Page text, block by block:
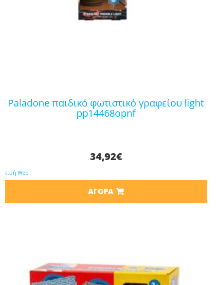
paladone παιδικό φωτιστικό γραφείου light
pp14468opnf
34,92€
τιμή Web
ΑΓΟΡΆ